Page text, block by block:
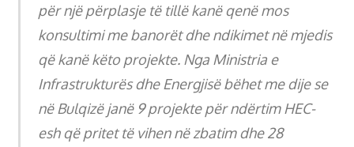
për një përplasje të tillë kanë qenë mos
konsultimi me banorët dhe ndikimet në mjedis
që kanë këto projekte. Nga Ministria e
Infrastrukturës dhe Energjisë bëhet me dije se
në Bulqizë janë 9 projekte për ndërtim HEC-
esh që pritet të vihen në zbatim dhe 28